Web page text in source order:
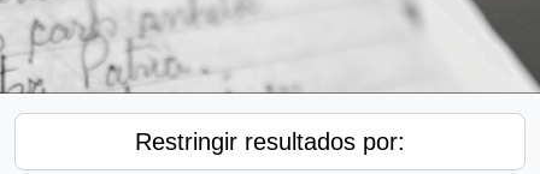
Restringir resultados por: